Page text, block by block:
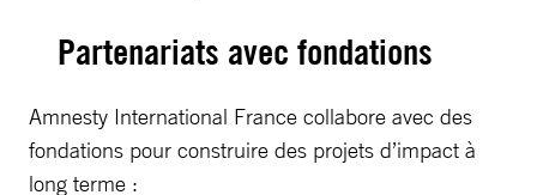
Partenariats avec fondations
Amnesty International France collabore avec des
fondations pour construire des projets d’impact à
long terme :